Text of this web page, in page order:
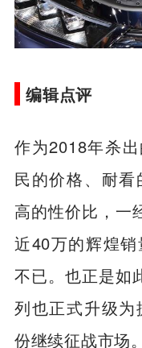
编辑点评
作为2018年杀
民的价格、耐
高的性价比，一
近40万的辉煌
不已。也正是如
列也正式升级
份继续征战市场